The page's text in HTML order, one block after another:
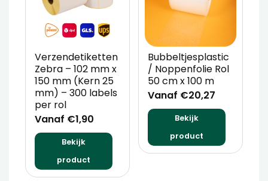
Verzendetiketten
Zebra – 102 mm x
150 mm (Kern 25
mm) – 300 labels
per rol
Vanaf €1,90
Bekijk
product
Bubbeltjesplastic
/ Noppenfolie Rol
50 cm x 100 m
Vanaf €20,27
Bekijk
product